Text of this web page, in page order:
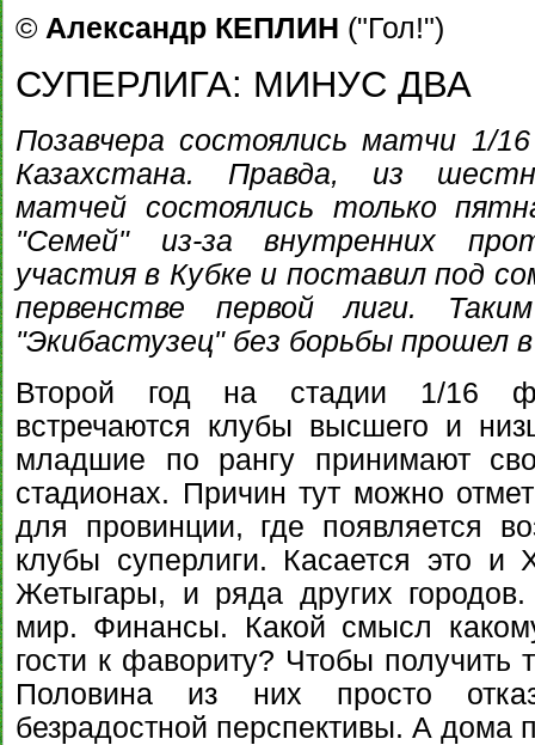
© Александр КЕПЛИН ("Гол!")
СУПЕРЛИГА: МИНУС ДВА
Позавчера состоялись матчи 1/
Казахстана. Правда, из
матчей состоялись только
"Семей" из-за внутренних
участия в Кубке и поставил под
первенстве первой лиги.
"Экибастузец" без борьбы прошел
Второй год на стадии 1/16
встречаются клубы высшего и
младшие по рангу принимают
стадионах. Причин тут можно
для провинции, где появляется
клубы суперлиги. Касается это и
Жетыгары, и ряда других
мир. Финансы. Какой смысл
гости к фавориту? Чтобы
Половина из них просто
безрадостной перспективы. А дома